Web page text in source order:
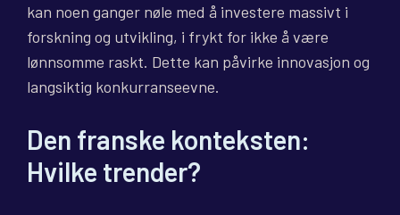
kan noen ganger nøle med å investere massivt i
forskning og utvikling, i frykt for ikke å være
lønnsomme raskt. Dette kan påvirke innovasjon og
langsiktig konkurranseevne.
Den franske konteksten:
Hvilke trender?